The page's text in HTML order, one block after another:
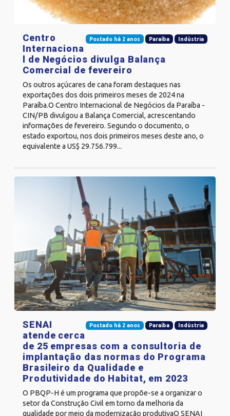
Postado há 2 anos Paraíba Indústria
Centro
Internaciona
l de Negócios divulga Balança
Comercial de fevereiro
Os outros açúcares de cana foram destaques nas
exportações dos dois primeiros meses de 2024 na
Paraíba.O Centro Internacional de Negócios da Paraíba -
CIN/PB divulgou a Balança Comercial, acrescentando
informações de fevereiro. Segundo o documento, o
estado exportou, nos dois primeiros meses deste ano, o
equivalente a US$ 29.756.799...
Postado há 2 anos Paraíba Indústria
SENAI
atende cerca
de 25 empresas com a consultoria de
implantação das normas do Programa
Brasileiro da Qualidade e
Produtividade do Habitat, em 2023
O PBQP-H é um programa que propõe-se a organizar o
setor da Construção Civil em torno da melhoria da
qualidade por meio da modernização produtivaO SENAI